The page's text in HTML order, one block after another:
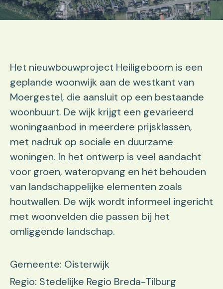
Het nieuwbouwproject Heiligeboom is een
geplande woonwijk aan de westkant van
Moergestel, die aansluit op een bestaande
woonbuurt. De wijk krijgt een gevarieerd
woningaanbod in meerdere prijsklassen,
met nadruk op sociale en duurzame
woningen. In het ontwerp is veel aandacht
voor groen, wateropvang en het behouden
van landschappelijke elementen zoals
houtwallen. De wijk wordt informeel ingericht
met woonvelden die passen bij het
omliggende landschap.
Gemeente: Oisterwijk
Regio: Stedelijke Regio Breda-Tilburg